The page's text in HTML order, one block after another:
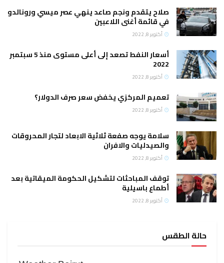
صلاح يتقدم ونجم صاعد ينهي عصر ميسي ورونالدو
في قائمة أغنى اللاعبين
أكتوبر 8, 2022
أسعار النفط تصعد إلى أعلى مستوى منذ 5 سبتمبر
2022
أكتوبر 8, 2022
تعميم المركزي يخفض سعر صرف الدولار؟
أكتوبر 8, 2022
سلامة يوجه صفعة ثلاثية الابعاد لتجار المحروقات
والصيدليات والافران
أكتوبر 8, 2022
توقف المباحثات لتشكيل الحكومة الميقاتية بعد
أطماع باسيلية
أكتوبر 8, 2022
حالة الطقس